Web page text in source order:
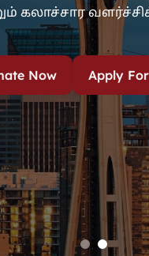
கலாச்சார
Now Apply For